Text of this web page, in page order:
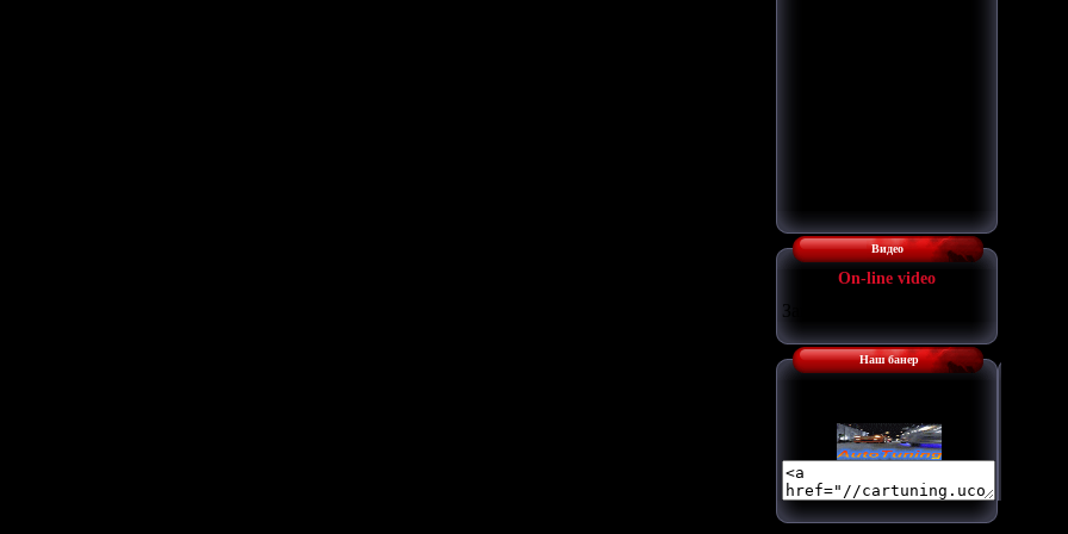
Видео
Оn-line video
Загрузка...
Наш банер